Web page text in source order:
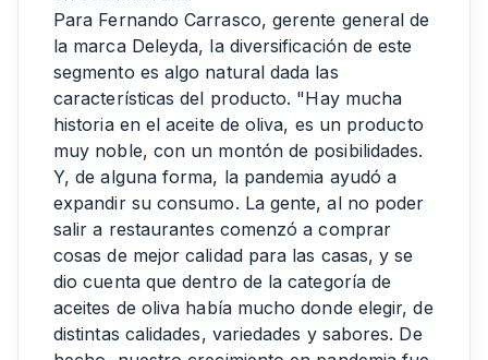
Para Fernando Carrasco, gerente general de
la marca Deleyda, la diversificación de este
segmento es algo natural dada las
características del producto. "Hay mucha
historia en el aceite de oliva, es un producto
muy noble, con un montón de posibilidades.
Y, de alguna forma, la pandemia ayudó a
expandir su consumo. La gente, al no poder
salir a restaurantes comenzó a comprar
cosas de mejor calidad para las casas, y se
dio cuenta que dentro de la categoría de
aceites de oliva había mucho donde elegir, de
distintas calidades, variedades y sabores. De